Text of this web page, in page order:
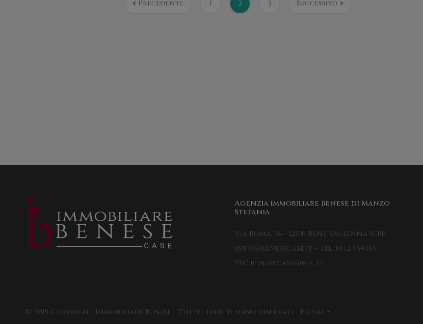
Precedente 1 2 3 Successivo
Agenzia Immobiliare Benese di Manzo
Stefania
Via Roma, 56 - 12041 Bene Vagienna (CN)
info@benesecase.it - Tel. 0172 654065
PEC benesecase@pec.it
© 2019 Copyright Immobiliare Benese - Tutti i diritti sono riservati - Privacy